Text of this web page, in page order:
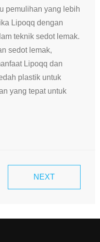
pemulihan yang lebih
Lipoqq dengan
teknik sedot lemak.
sedot lemak,
Lipoqq dan
plastik untuk
yang tepat untuk
NEXT